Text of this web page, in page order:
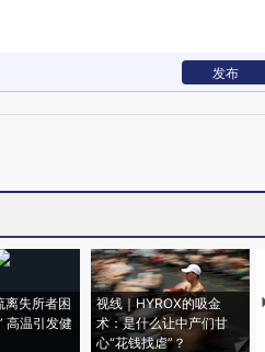
发布
离失所者困
高温引发健
视线｜HYROX的吸金
术：是什么让中产们甘
心“花钱找虐”？